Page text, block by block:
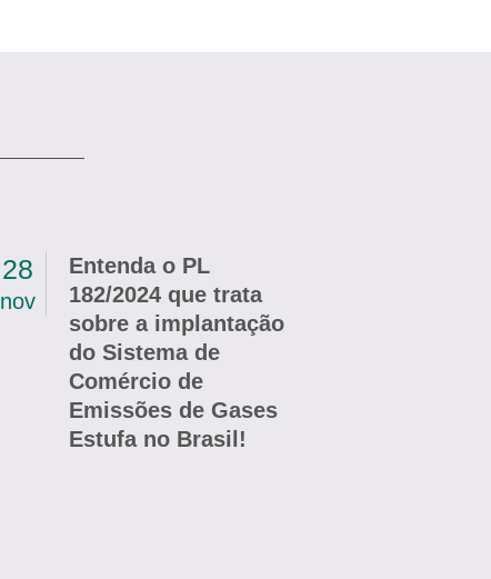
28
nov
Entenda o PL
182/2024 que trata
sobre a implantação
do Sistema de
Comércio de
Emissões de Gases
Estufa no Brasil!